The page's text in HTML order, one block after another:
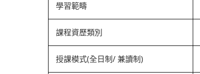
學習範疇
課程資歷類別
授課模式(全日制/ 兼讀制)